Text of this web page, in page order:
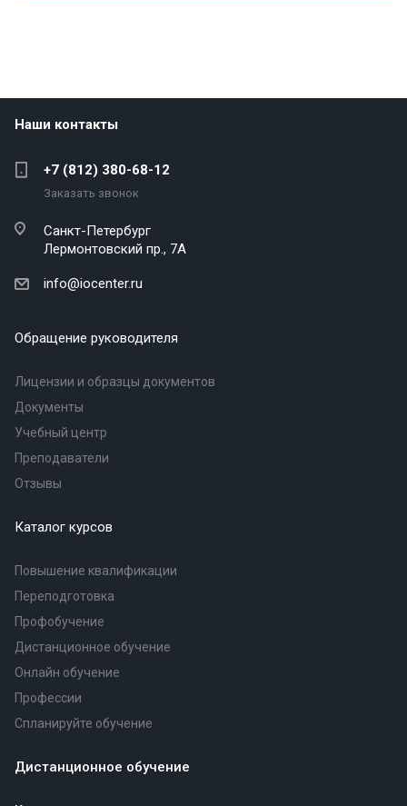
Наши контакты
+7 (812) 380-68-12
Заказать звонок
Санкт-Петербург
Лермонтовский пр., 7А
info@iocenter.ru
Обращение руководителя
Лицензии и образцы документов
Документы
Учебный центр
Преподаватели
Отзывы
Каталог курсов
Повышение квалификации
Переподготовка
Профобучение
Дистанционное обучение
Онлайн обучение
Профессии
Спланируйте обучение
Дистанционное обучение